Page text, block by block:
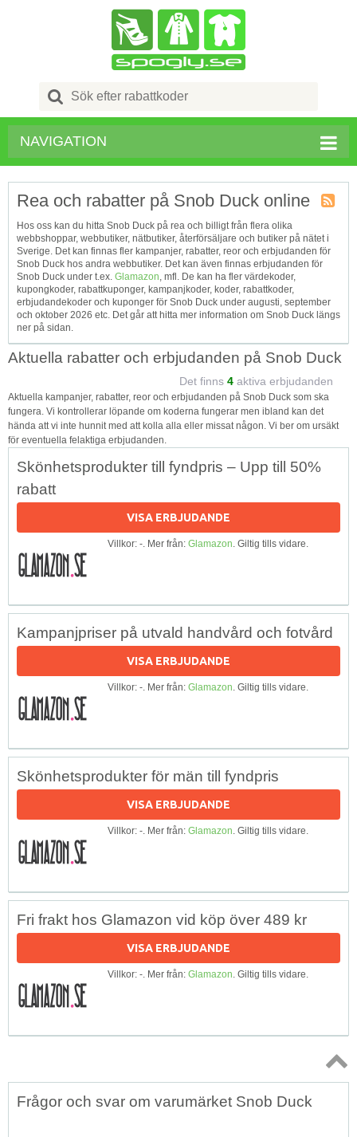
Search
for:
NAVIGATION
Tagg
RSS
Rea och rabatter på Snob Duck online
Hos oss kan du hitta Snob Duck på rea och billigt från flera olika
webbshoppar, webbutiker, nätbutiker, återförsäljare och butiker på nätet i
Sverige. Det kan finnas fler kampanjer, rabatter, reor och erbjudanden för
Snob Duck hos andra webbutiker. Det kan även finnas erbjudanden för
Snob Duck under t.ex. Glamazon, mfl. De kan ha fler värdekoder,
kupongkoder, rabattkuponger, kampanjkoder, koder, rabattkoder,
erbjudandekoder och kuponger för Snob Duck under augusti, september
och oktober 2026 etc. Det går att hitta mer information om Snob Duck längs
ner på sidan.
Aktuella rabatter och erbjudanden på Snob Duck
Det finns 4 aktiva erbjudanden
Aktuella kampanjer, rabatter, reor och erbjudanden på Snob Duck som ska
fungera. Vi kontrollerar löpande om koderna fungerar men ibland kan det
hända att vi inte hunnit med att kolla alla eller missat någon. Vi ber om ursäkt
för eventuella felaktiga erbjudanden.
Skönhetsprodukter till fyndpris – Upp till 50%
rabatt
VISA ERBJUDANDE
Villkor: -. Mer från: Glamazon. Giltig tills vidare.
Kampanjpriser på utvald handvård och fotvård
VISA ERBJUDANDE
Villkor: -. Mer från: Glamazon. Giltig tills vidare.
Skönhetsprodukter för män till fyndpris
VISA ERBJUDANDE
Villkor: -. Mer från: Glamazon. Giltig tills vidare.
Fri frakt hos Glamazon vid köp över 489 kr
VISA ERBJUDANDE
Villkor: -. Mer från: Glamazon. Giltig tills vidare.
Topp
Frågor och svar om varumärket Snob Duck